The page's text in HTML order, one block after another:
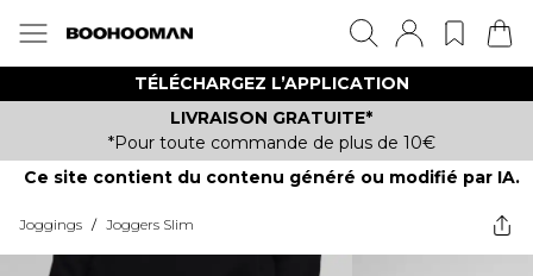
TÉLÉCHARGEZ L’APPLICATION
LIVRAISON GRATUITE*
*Pour toute commande de plus de 10€
Ce site contient du contenu généré ou modifié par IA.
Joggings / Joggers Slim